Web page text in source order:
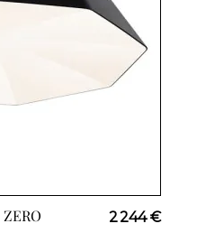
ZERO 2 244 €